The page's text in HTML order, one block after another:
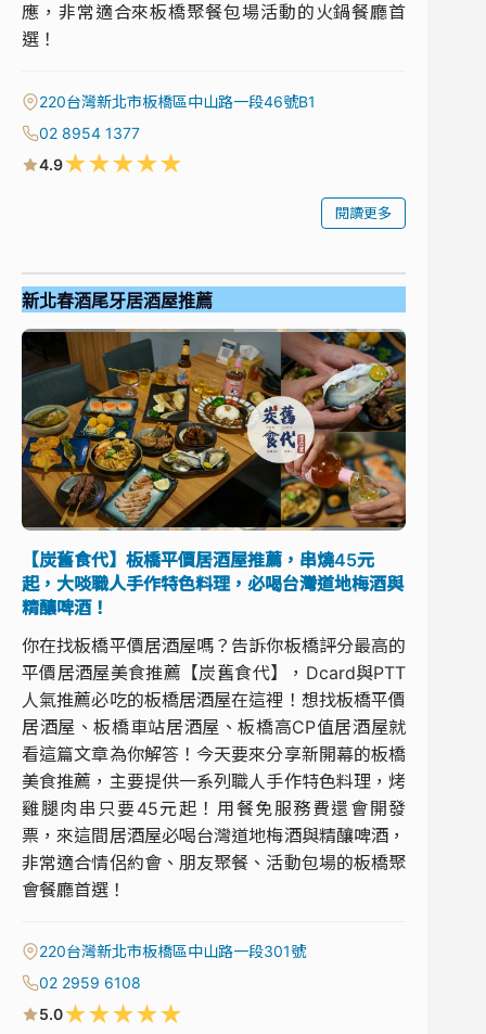
應，非常適合來板橋聚餐包場活動的火鍋餐廳首
選！
220台灣新北市板橋區中山路一段46號B1
02 8954 1377
4.9★★★★★
閱讀更多
新北春酒尾牙居酒屋推薦
【炭舊食代】板橋平價居酒屋推薦，串燒45元
起，大啖職人手作特色料理，必喝台灣道地梅酒與
精釀啤酒！
你在找板橋平價居酒屋嗎？告訴你板橋評分最高的
平價居酒屋美食推薦【炭舊食代】，Dcard與PTT
人氣推薦必吃的板橋居酒屋在這裡！想找板橋平價
居酒屋、板橋車站居酒屋、板橋高CP值居酒屋就
看這篇文章為你解答！今天要來分享新開幕的板橋
美食推薦，主要提供一系列職人手作特色料理，烤
雞腿肉串只要45元起！用餐免服務費還會開發
票，來這間居酒屋必喝台灣道地梅酒與精釀啤酒，
非常適合情侶約會、朋友聚餐、活動包場的板橋聚
會餐廳首選！
220台灣新北市板橋區中山路一段301號
02 2959 6108
5.0★★★★★